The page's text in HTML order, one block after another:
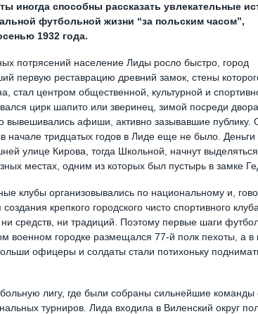
иногда способны рассказать увлекательные
футбольной жизни “за польским часом”,
1932 года.
потрясений население Лиды росло быстро, город
первую реставрацию древний замок, стены
стал центром общественной, культурной и
цирк шапито или зверинец, зимой посреди
вывешивались афиши, активно зазывавшие публику.
начале тридцатых годов в Лиде еще не было. Деньги
улице Кирова, тогда Школьной, начнут
местах, одним из которых был пустырь в замке
клубы организовывались по национальному и,
крепкого городского чисто спортивного
средств, ни традиций. Поэтому первые шаги
военном городке размещался 77-й полк пехоты, а
офицеры и солдаты стали потихоньку
лигу, где были собраны сильнейшие команды
турниров. Лида входила в Виленский округ